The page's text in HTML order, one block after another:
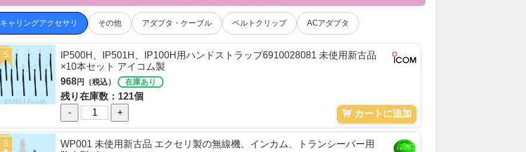
キャリングアクセサリ その他 アダプタ・ケーブル ベルトクリップ ACアダプタ
IP500H、IP501H、IP100H用ハンドストラップ6910028081 未使用新古品
×10本セット アイコム製
968円（税込） 在庫あり
残り在庫数：121個
-
+ カートに追加
S
WP001 未使用新古品 エクセリ製の無線機、インカム、トランシーバー用
S